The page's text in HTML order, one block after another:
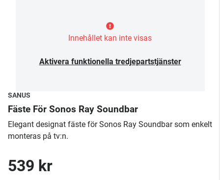
Innehållet kan inte visas
Aktivera funktionella tredjepartstjänster
SANUS
Fäste För Sonos Ray Soundbar
Elegant designat fäste för Sonos Ray Soundbar som enkelt
monteras på tv:n.
539 kr